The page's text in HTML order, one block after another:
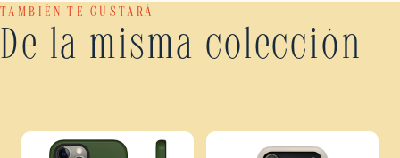
TAMBIÉN TE GUSTARÁ
De la misma colección